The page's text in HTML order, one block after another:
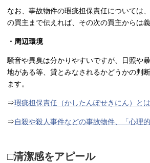
なお、事故物件の瑕疵担保責任については
の買主まで伝えれば、その次の買主からは
・周辺環境
騒音や異臭は分かりやすいですが、日照や
地がある等、貸とみなされるかどうかの判
ます。
⇒瑕疵担保責任（かしたんぽせきにん）と
⇒自殺や殺人事件などの事故物件、「心理
□清潔感をアピール